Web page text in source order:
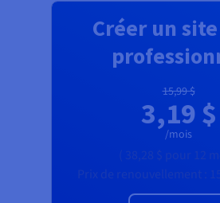
Créer un
15,99 $
3,19 $
/mois